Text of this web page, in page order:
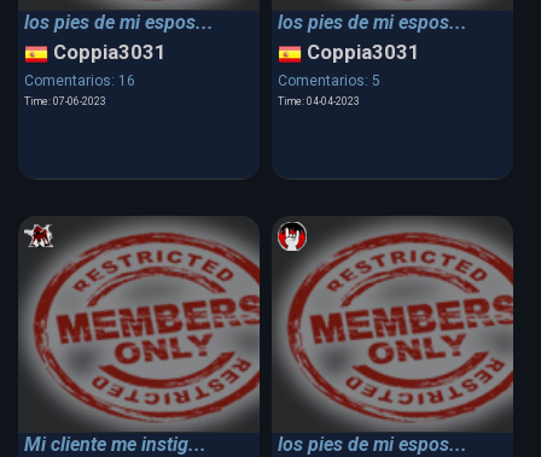
los pies de mi espos...
Coppia3031
Comentarios: 16
Time: 07-06-2023
los pies de mi espos...
Coppia3031
Comentarios: 5
Time: 04-04-2023
Mi cliente me instig... los pies de mi espos...